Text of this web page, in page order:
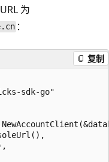
为
：
复制
sdk-go"